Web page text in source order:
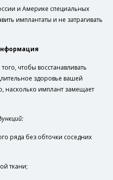
и Америке специальных
имплантаты и не затрагивать
чтобы восстанавливать
здоровье вашей
насколько имплант замещает
ряда без обточки соседних
ткани;